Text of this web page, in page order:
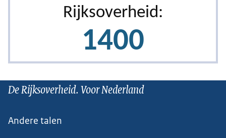
De Rijksoverheid. Voor Nederland
Andere talen